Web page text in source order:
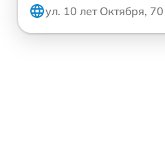
ул. 10 лет Октября, 70